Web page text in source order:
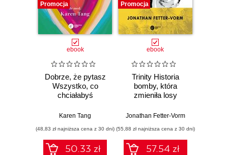
Promocja
ebook
Dobrze, że pytasz
Wszystko, co
chciałabyś
zdrowiu
(ale nigdy Ci nie
powiedziano)
Karen Tang
(48,83 zł najniższa cena z 30 dni)
50.33 zł
Promocja
ebook
Trinity Historia
bomby, która
zmieniła losy
Jonathan Fetter-Vorm
(55,88 zł najniższa cena z 30 dni)
57.54 zł